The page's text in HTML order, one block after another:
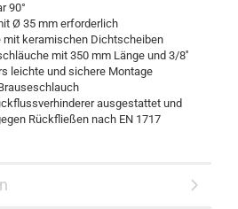
90°
Ø 35 mm erforderlich
mit keramischen Dichtscheiben
mit 350 mm Länge und 3/8''
leichte und sichere Montage
ausgestattet und
Rückfließen nach EN 1717